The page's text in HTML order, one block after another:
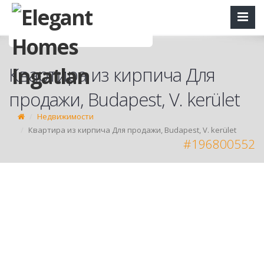
Квартира из кирпича Для
продажи, Budapest, V. kerület
Недвижимости
Квартира из кирпича Для продажи, Budapest, V. kerület
#196800552